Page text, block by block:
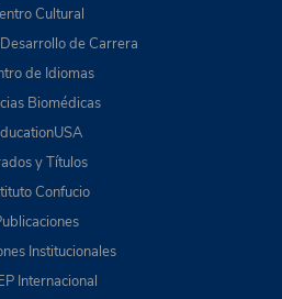
Cultural
de Carrera
de Idiomas
Biomédicas
y Títulos
Confucio
Institucionales
Internacional